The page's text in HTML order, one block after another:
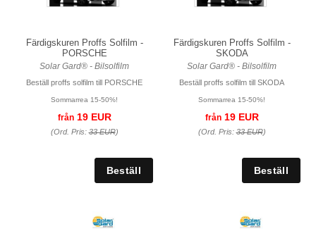
Färdigskuren Proffs Solfilm -
PORSCHE
Solar Gard® - Bilsolfilm
Beställ proffs solfilm till PORSCHE
Sommarrea 15-50%!
från19 EUR
(Ord. Pris:33 EUR)
Färdigskuren Proffs Solfilm -
SKODA
Solar Gard® - Bilsolfilm
Beställ proffs solfilm till SKODA
Sommarrea 15-50%!
från19 EUR
(Ord. Pris:33 EUR)